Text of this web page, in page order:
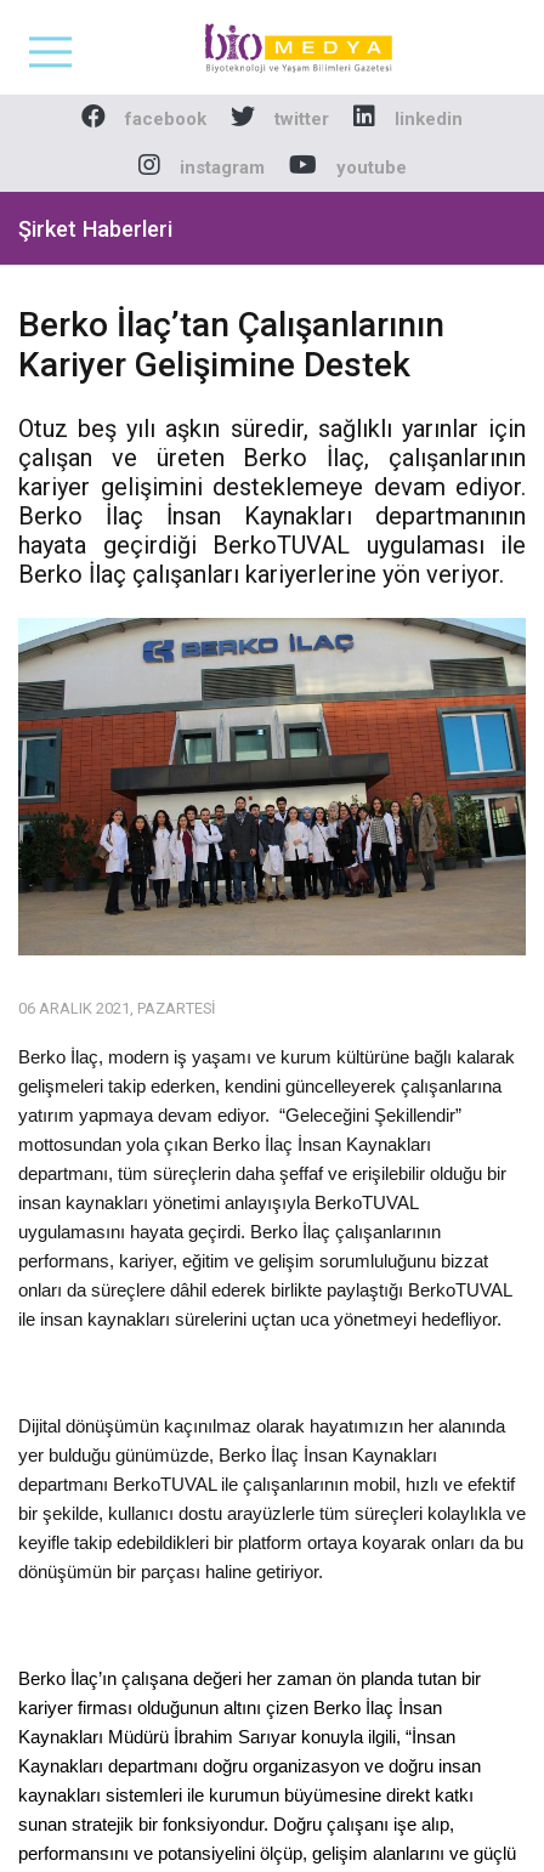
Biomedya -
facebook twitter linkedin
instagram youtube
Şirket Haberleri
Berko İlaç’tan Çalışanlarının
Kariyer Gelişimine Destek
Otuz beş yılı aşkın süredir, sağlıklı yarınlar için
çalışan ve üreten Berko İlaç, çalışanlarının
kariyer gelişimini desteklemeye devam ediyor.
Berko İlaç İnsan Kaynakları departmanının
hayata geçirdiği BerkoTUVAL uygulaması ile
Berko İlaç çalışanları kariyerlerine yön veriyor.
06 ARALIK 2021, PAZARTESI
Berko İlaç, modern iş yaşamı ve kurum kültürüne bağlı kalarak
gelişmeleri takip ederken, kendini güncelleyerek çalışanlarına
yatırım yapmaya devam ediyor. “Geleceğini Şekillendir”
mottosundan yola çıkan Berko İlaç İnsan Kaynakları
departmanı, tüm süreçlerin daha şeffaf ve erişilebilir olduğu bir
insan kaynakları yönetimi anlayışıyla BerkoTUVAL
uygulamasını hayata geçirdi. Berko İlaç çalışanlarının
performans, kariyer, eğitim ve gelişim sorumluluğunu bizzat
onları da süreçlere dâhil ederek birlikte paylaştığı BerkoTUVAL
ile insan kaynakları sürelerini uçtan uca yönetmeyi hedefliyor.
Dijital dönüşümün kaçınılmaz olarak hayatımızın her alanında
yer bulduğu günümüzde, Berko İlaç İnsan Kaynakları
departmanı BerkoTUVAL ile çalışanlarının mobil, hızlı ve efektif
bir şekilde, kullanıcı dostu arayüzlerle tüm süreçleri kolaylıkla ve
keyifle takip edebildikleri bir platform ortaya koyarak onları da bu
dönüşümün bir parçası haline getiriyor.
Berko İlaç’ın çalışana değeri her zaman ön planda tutan bir
kariyer firması olduğunun altını çizen Berko İlaç İnsan
Kaynakları Müdürü İbrahim Sarıyar konuyla ilgili, “İnsan
Kaynakları departmanı doğru organizasyon ve doğru insan
kaynakları sistemleri ile kurumun büyümesine direkt katkı
sunan stratejik bir fonksiyondur. Doğru çalışanı işe alıp,
performansını ve potansiyelini ölçüp, gelişim alanlarını ve güçlü